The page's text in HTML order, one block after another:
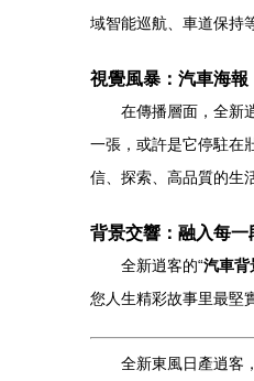
域智能巡航、車道保持
視覺風暴：汽車海報
在傳播層面，全新
一張，或許是它停駐在
信、探索、高品質的生
背景交響：融入每一
全新逍客的“汽車背
您人生精彩故事里最堅
全新東風日產逍客